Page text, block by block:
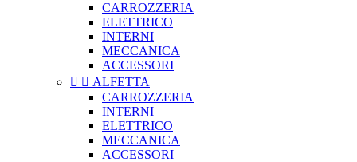
CARROZZERIA
ELETTRICO
INTERNI
MECCANICA
ACCESSORI
  ALFETTA
CARROZZERIA
INTERNI
ELETTRICO
MECCANICA
ACCESSORI